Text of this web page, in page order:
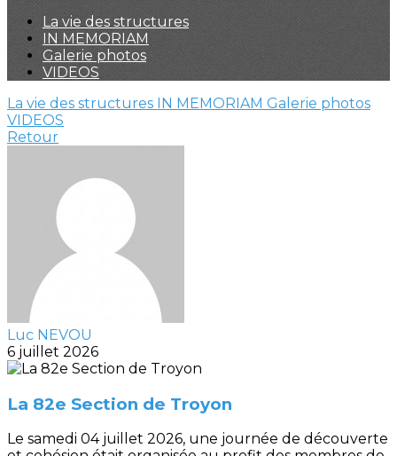
La vie des structures
IN MEMORIAM
Galerie photos
VIDEOS
La vie des structures IN MEMORIAM Galerie photos
VIDEOS
Retour
Luc NEVOU
6 juillet 2026
La 82e Section de Troyon
Le samedi 04 juillet 2026, une journée de découverte